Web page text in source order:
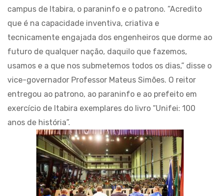
campus de Itabira, o paraninfo e o patrono. “Acredito
que é na capacidade inventiva, criativa e
tecnicamente engajada dos engenheiros que dorme ao
futuro de qualquer nação, daquilo que fazemos,
usamos e a que nos submetemos todos os dias,” disse o
vice-governador Professor Mateus Simões. O reitor
entregou ao patrono, ao paraninfo e ao prefeito em
exercício de Itabira exemplares do livro “Unifei: 100
anos de história”.